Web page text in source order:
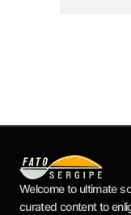
Welcome to ultimate
curated content to